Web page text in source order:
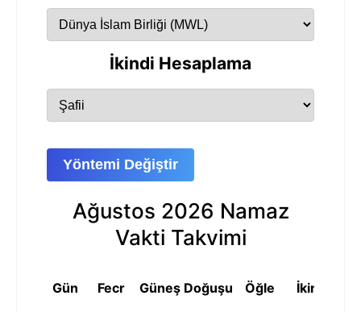
İkindi Hesaplama
Yöntemi Değiştir
Ağustos 2026 Namaz
Vakti Takvimi
Gün Fecr Güneş Doğuşu Öğle İkindi